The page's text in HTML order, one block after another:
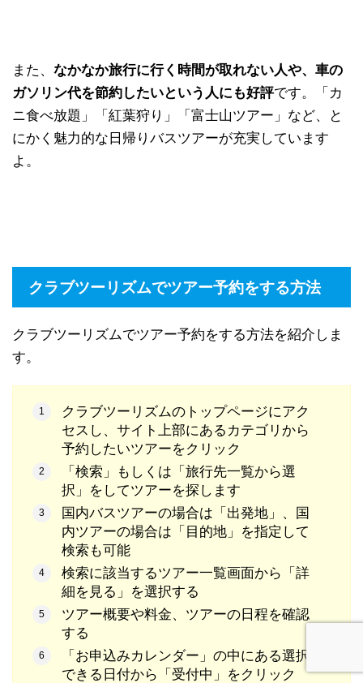
また、 なかなか旅行に行く時間が取れない人や、車の
ガソリン代を節約したいという人にも好評です。「カ
ニ食べ放題」「紅葉狩り」「富士山ツアー」など、と
にかく魅力的な日帰りバスツアーが充実しています
よ。
クラブツーリズムでツアー予約をする方法
クラブツーリズムでツアー予約をする方法を紹介しま
す。
クラブツーリズムのトップページにアク
セスし、サイト上部にあるカテゴリから
予約したいツアーをクリック
「検索」もしくは「旅行先一覧から選
択」をしてツアーを探します
国内バスツアーの場合は「出発地」、国
内ツアーの場合は「目的地」を指定して
検索も可能
検索に該当するツアー一覧画面から「詳
細を見る」を選択する
ツアー概要や料金、ツアーの日程を確認
する
「お申込みカレンダー」の中にある選択
できる日付から「受付中」をクリック